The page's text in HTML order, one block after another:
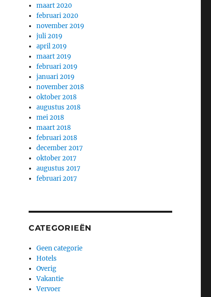
maart 2020
februari 2020
november 2019
juli 2019
april 2019
maart 2019
februari 2019
januari 2019
november 2018
oktober 2018
augustus 2018
mei 2018
maart 2018
februari 2018
december 2017
oktober 2017
augustus 2017
februari 2017
CATEGORIEËN
Geen categorie
Hotels
Overig
Vakantie
Vervoer